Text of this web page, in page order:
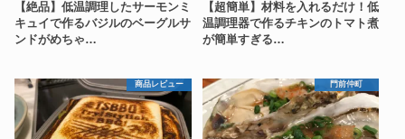
【絶品】低温調理したサーモンミ
キュイで作るバジルのベーグルサ
ンドがめちゃ…
【超簡単】材料を入れるだけ！低
温調理器で作るチキンのトマト煮
が簡単すぎる…
商品レビュー 門前仲町